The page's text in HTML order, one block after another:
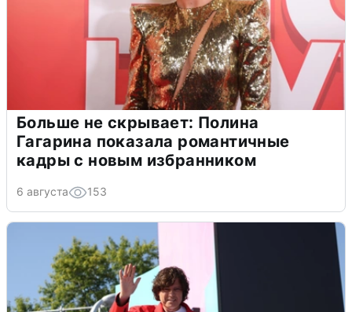
Больше не скрывает: Полина
Гагарина показала романтичные
кадры с новым избранником
6 августа 153